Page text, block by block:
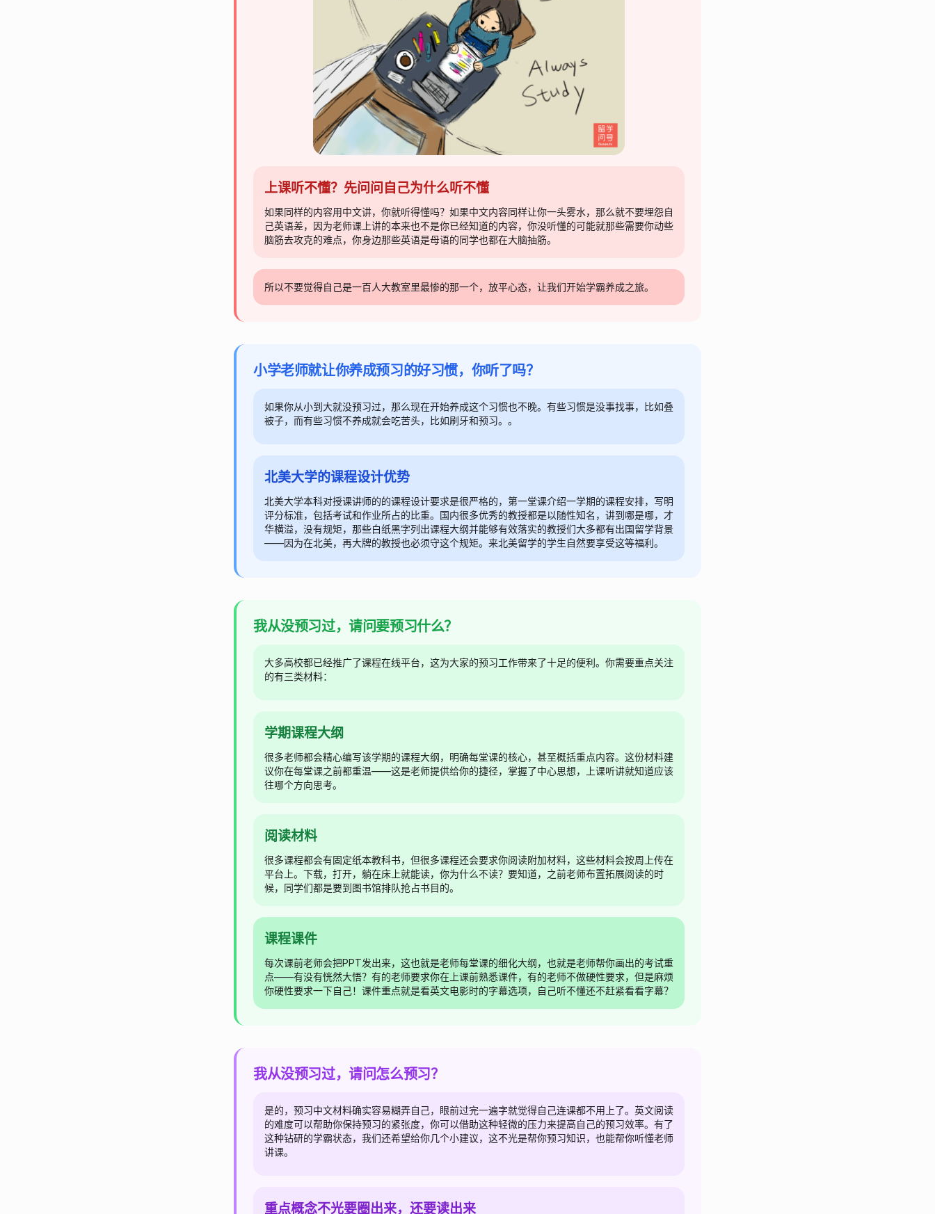
上课听不懂？先问问自己为什么听不懂
如果同样的内容用中文讲，你就听得懂吗？如果中文内容同样让你一头雾水，那么就不要埋怨自
己英语差，因为老师课上讲的本来也不是你已经知道的内容，你没听懂的可能就那些需要你动些
脑筋去攻克的难点，你身边那些英语是母语的同学也都在大脑抽筋。
所以不要觉得自己是一百人大教室里最惨的那一个，放平心态，让我们开始学霸养成之旅。
小学老师就让你养成预习的好习惯，你听了吗？
如果你从小到大就没预习过，那么现在开始养成这个习惯也不晚。有些习惯是没事找事，比如叠
被子，而有些习惯不养成就会吃苦头，比如刷牙和预习。。
北美大学的课程设计优势
北美大学本科对授课讲师的的课程设计要求是很严格的，第一堂课介绍一学期的课程安排，写明
评分标准，包括考试和作业所占的比重。国内很多优秀的教授都是以随性知名，讲到哪是哪，才
华横溢，没有规矩，那些白纸黑字列出课程大纲并能够有效落实的教授们大多都有出国留学背景
——因为在北美，再大牌的教授也必须守这个规矩。来北美留学的学生自然要享受这等福利。
我从没预习过，请问要预习什么？
大多高校都已经推广了课程在线平台，这为大家的预习工作带来了十足的便利。你需要重点关注
的有三类材料：
学期课程大纲
很多老师都会精心编写该学期的课程大纲，明确每堂课的核心，甚至概括重点内容。这份材料建
议你在每堂课之前都重温——这是老师提供给你的捷径，掌握了中心思想，上课听讲就知道应该
往哪个方向思考。
阅读材料
很多课程都会有固定纸本教科书，但很多课程还会要求你阅读附加材料，这些材料会按周上传在
平台上。下载，打开，躺在床上就能读，你为什么不读？要知道，之前老师布置拓展阅读的时
候，同学们都是要到图书馆排队抢占书目的。
课程课件
每次课前老师会把PPT发出来，这也就是老师每堂课的细化大纲，也就是老师帮你画出的考试重
点——有没有恍然大悟？有的老师要求你在上课前熟悉课件，有的老师不做硬性要求，但是麻烦
你硬性要求一下自己！课件重点就是看英文电影时的字幕选项，自己听不懂还不赶紧看看字幕？
我从没预习过，请问怎么预习？
是的，预习中文材料确实容易糊弄自己，眼前过完一遍字就觉得自己连课都不用上了。英文阅读
的难度可以帮助你保持预习的紧张度，你可以借助这种轻微的压力来提高自己的预习效率。有了
这种钻研的学霸状态，我们还希望给你几个小建议，这不光是帮你预习知识，也能帮你听懂老师
讲课。
重点概念不光要圈出来，还要读出来